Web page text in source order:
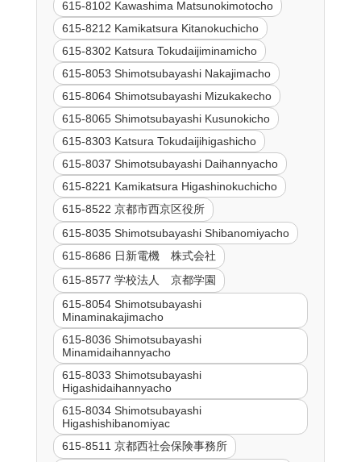
615-8102 Kawashima Matsunokimotocho
615-8212 Kamikatsura Kitanokuchicho
615-8302 Katsura Tokudaijiminamicho
615-8053 Shimotsubayashi Nakajimacho
615-8064 Shimotsubayashi Mizukakecho
615-8065 Shimotsubayashi Kusunokicho
615-8303 Katsura Tokudaijihigashicho
615-8037 Shimotsubayashi Daihannyacho
615-8221 Kamikatsura Higashinokuchicho
615-8522 京都市西京区役所
615-8035 Shimotsubayashi Shibanomiyacho
615-8686 日新電機 株式会社
615-8577 学校法人 京都学園
615-8054 Shimotsubayashi
Minaminakajimacho
615-8036 Shimotsubayashi
Minamidaihannyacho
615-8033 Shimotsubayashi
Higashidaihannyacho
615-8034 Shimotsubayashi
Higashishibanomiyac
615-8511 京都西社会保険事務所